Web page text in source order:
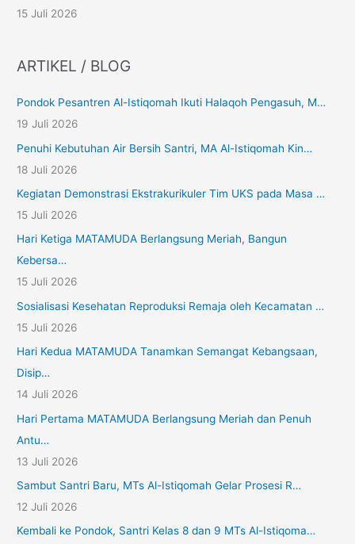
15 Juli 2026
ARTIKEL / BLOG
Pondok Pesantren Al-Istiqomah Ikuti Halaqoh Pengasuh, M…
19 Juli 2026
Penuhi Kebutuhan Air Bersih Santri, MA Al-Istiqomah Kin…
18 Juli 2026
Kegiatan Demonstrasi Ekstrakurikuler Tim UKS pada Masa …
15 Juli 2026
Hari Ketiga MATAMUDA Berlangsung Meriah, Bangun
Kebersa…
15 Juli 2026
Sosialisasi Kesehatan Reproduksi Remaja oleh Kecamatan …
15 Juli 2026
Hari Kedua MATAMUDA Tanamkan Semangat Kebangsaan,
Disip…
14 Juli 2026
Hari Pertama MATAMUDA Berlangsung Meriah dan Penuh
Antu…
13 Juli 2026
Sambut Santri Baru, MTs Al-Istiqomah Gelar Prosesi R…
12 Juli 2026
Kembali ke Pondok, Santri Kelas 8 dan 9 MTs Al-Istiqoma…